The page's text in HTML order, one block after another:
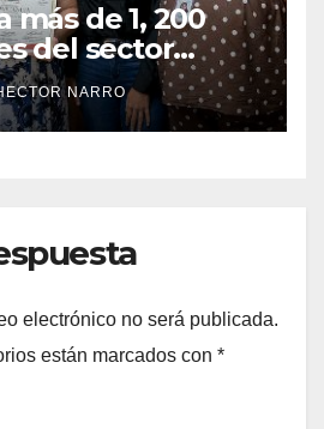
más de 1, 200
del sector
derechos
respeto laboral
NARRO
electrónico no será publicada.
están marcados con *